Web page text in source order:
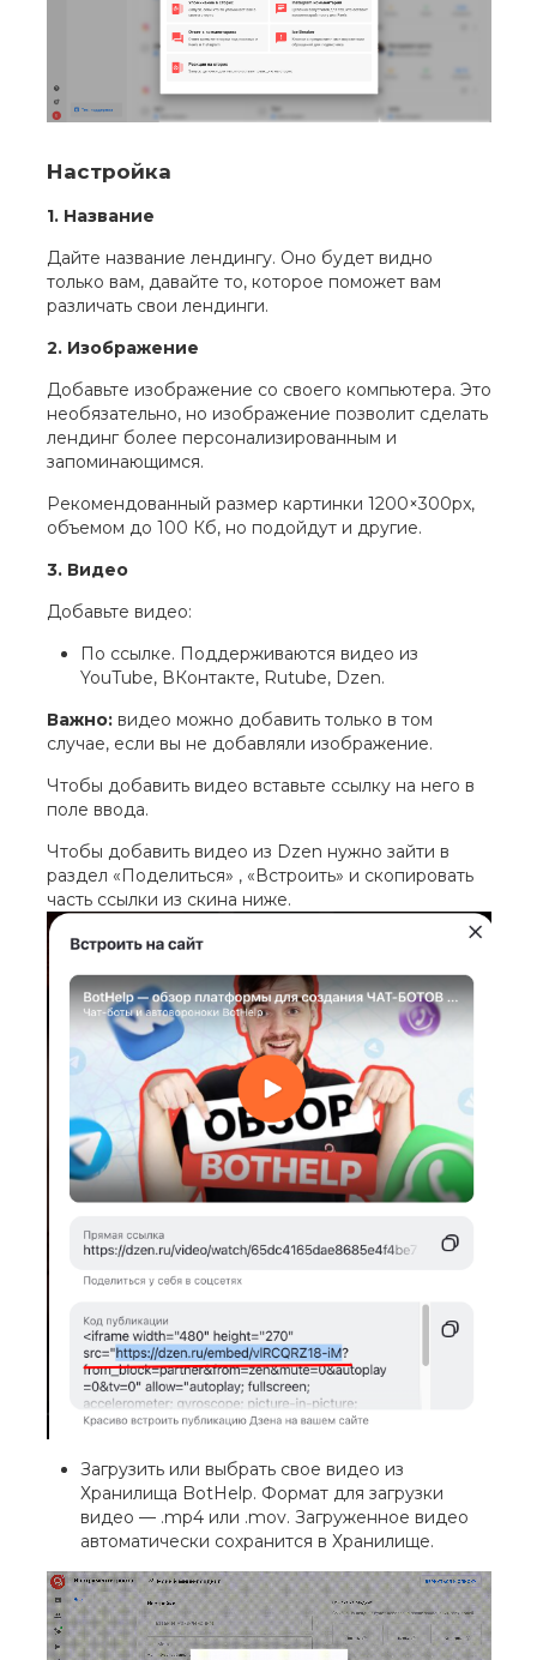
Настройка
1. Название
Дайте название лендингу. Оно будет видно
только вам, давайте то, которое поможет вам
различать свои лендинги.
2. Изображение
Добавьте изображение со своего компьютера. Это
необязательно, но изображение позволит сделать
лендинг более персонализированным и
запоминающимся.
Рекомендованный размер картинки 1200×300px,
объемом до 100 Кб, но подойдут и другие.
3. Видео
Добавьте видео:
По ссылке. Поддерживаются видео из
YouTube, ВКонтакте, Rutube, Dzen.
Важно:видео можно добавить только в том
случае, если вы не добавляли изображение.
Чтобы добавить видео вставьте ссылку на него в
поле ввода.
Чтобы добавить видео из Dzen нужно зайти в
раздел «Поделиться» , «Встроить» и скопировать
часть ссылки из скина ниже.
Загрузить или выбрать свое видео из
Хранилища BotHelp. Формат для загрузки
видео — .mp4 или .mov. Загруженное видео
автоматически сохранится в Хранилище.